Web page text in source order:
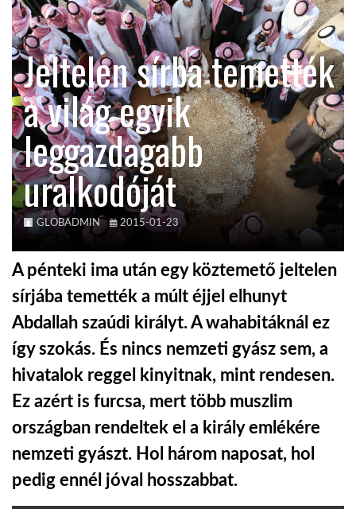
HÍR3D
TROPICALMAGAZIN
GLOBOTV
AFRIKA TUDÁSTÁR
A NAP SZÉPE
LINKTR.EE
GLOBOZSARU
DOBRAVERO.HU
LATIMO.HU
GLOBOBOOK
Jeltelen sírba temették
a világ egyik
leggazdagabb
uralkodóját
GLOBADMIN 2015-01-23
A pénteki ima után egy köztemető jeltelen
sírjába temették a múlt éjjel elhunyt
Abdallah szaúdi királyt. A wahabitáknál ez
így szokás. És nincs nemzeti gyász sem, a
hivatalok reggel kinyitnak, mint rendesen.
Ez azért is furcsa, mert több muszlim
országban rendeltek el a király emlékére
nemzeti gyászt. Hol három naposat, hol
pedig ennél jóval hosszabbat.